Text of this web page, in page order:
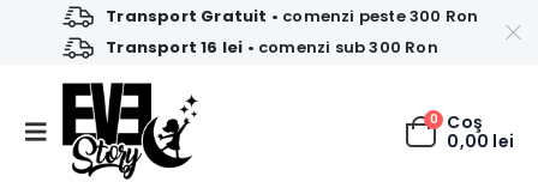
Transport Gratuit • comenzi peste 300 Ron
Transport 16 lei • comenzi sub 300 Ron
0 Coş
0,00 lei